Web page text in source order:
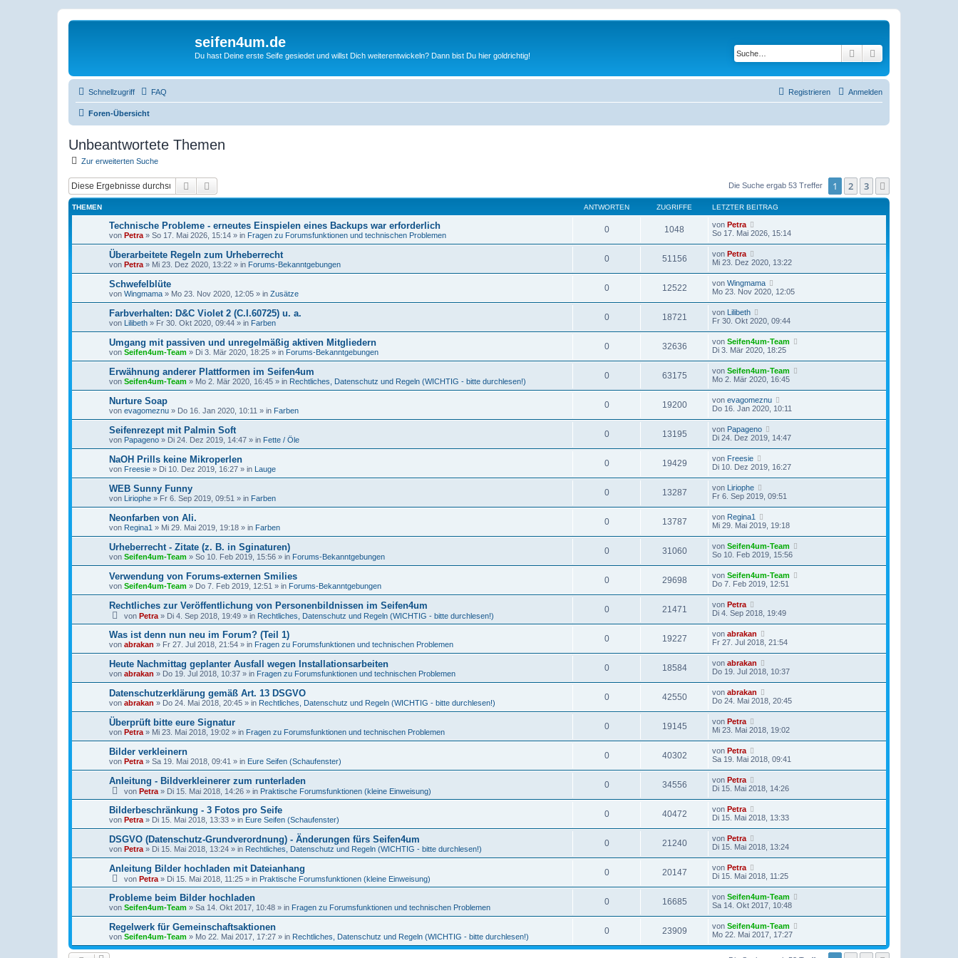
seifen4um.de
Du hast Deine erste Seife gesiedet und willst Dich weiterentwickeln? Dann bist Du hier goldrichtig! Suche
Schnellzugriff FAQ Anmelden
Registrieren
Foren-Übersicht
Unbeantwortete Themen
Zur erweiterten Suche
Suche Die Suche ergab 53 Treffer 1 2 3
THEMEN ANTWORTEN ZUGRIFFE LETZTER BEITRAG
Technische Probleme - erneutes Einspielen eines Backups war erforderlich
von Petra » So 17. Mai 2026, 15:14 » in Fragen zu Forumsfunktionen und technischen Problemen
0 1048 von Petra
So 17. Mai 2026, 15:14
Überarbeitete Regeln zum Urheberrecht
von Petra » Mi 23. Dez 2020, 13:22 » in Forums-Bekanntgebungen
0 51156 von Petra
Mi 23. Dez 2020, 13:22
Schwefelblüte
von Wingmama » Mo 23. Nov 2020, 12:05 » in Zusätze
0 12522 von Wingmama
Mo 23. Nov 2020, 12:05
Farbverhalten: D&C Violet 2 (C.I.60725) u. a.
von Lilibeth » Fr 30. Okt 2020, 09:44 » in Farben
0 18721 von Lilibeth
Fr 30. Okt 2020, 09:44
Umgang mit passiven und unregelmäßig aktiven Mitgliedern
von Seifen4um-Team » Di 3. Mär 2020, 18:25 » in Forums-Bekanntgebungen
0 32636 von Seifen4um-Team
Di 3. Mär 2020, 18:25
Erwähnung anderer Plattformen im Seifen4um
von Seifen4um-Team » Mo 2. Mär 2020, 16:45 » in Rechtliches, Datenschutz und Regeln (WICHTIG - bitte durchlesen!)
0 63175 von Seifen4um-Team
Mo 2. Mär 2020, 16:45
Nurture Soap
von evagomeznu » Do 16. Jan 2020, 10:11 » in Farben
0 19200 von evagomeznu
Do 16. Jan 2020, 10:11
Seifenrezept mit Palmin Soft
von Papageno » Di 24. Dez 2019, 14:47 » in Fette / Öle
0 13195 von Papageno
Di 24. Dez 2019, 14:47
NaOH Prills keine Mikroperlen
von Freesie » Di 10. Dez 2019, 16:27 » in Lauge
0 19429 von Freesie
Di 10. Dez 2019, 16:27
WEB Sunny Funny
von Liriophe » Fr 6. Sep 2019, 09:51 » in Farben
0 13287 von Liriophe
Fr 6. Sep 2019, 09:51
Neonfarben von Ali.
von Regina1 » Mi 29. Mai 2019, 19:18 » in Farben
0 13787 von Regina1
Mi 29. Mai 2019, 19:18
Urheberrecht - Zitate (z. B. in Sginaturen)
von Seifen4um-Team » So 10. Feb 2019, 15:56 » in Forums-Bekanntgebungen
0 31060 von Seifen4um-Team
So 10. Feb 2019, 15:56
Verwendung von Forums-externen Smilies
von Seifen4um-Team » Do 7. Feb 2019, 12:51 » in Forums-Bekanntgebungen
0 29698 von Seifen4um-Team
Do 7. Feb 2019, 12:51
Rechtliches zur Veröffentlichung von Personenbildnissen im Seifen4um
von Petra » Di 4. Sep 2018, 19:49 » in Rechtliches, Datenschutz und Regeln (WICHTIG - bitte durchlesen!)
0 21471 von Petra
Di 4. Sep 2018, 19:49
Was ist denn nun neu im Forum? (Teil 1)
von abrakan » Fr 27. Jul 2018, 21:54 » in Fragen zu Forumsfunktionen und technischen Problemen
0 19227 von abrakan
Fr 27. Jul 2018, 21:54
Heute Nachmittag geplanter Ausfall wegen Installationsarbeiten
von abrakan » Do 19. Jul 2018, 10:37 » in Fragen zu Forumsfunktionen und technischen Problemen
0 18584 von abrakan
Do 19. Jul 2018, 10:37
Datenschutzerklärung gemäß Art. 13 DSGVO
von abrakan » Do 24. Mai 2018, 20:45 » in Rechtliches, Datenschutz und Regeln (WICHTIG - bitte durchlesen!)
0 42550 von abrakan
Do 24. Mai 2018, 20:45
Überprüft bitte eure Signatur
von Petra » Mi 23. Mai 2018, 19:02 » in Fragen zu Forumsfunktionen und technischen Problemen
0 19145 von Petra
Mi 23. Mai 2018, 19:02
Bilder verkleinern
von Petra » Sa 19. Mai 2018, 09:41 » in Eure Seifen (Schaufenster)
0 40302 von Petra
Sa 19. Mai 2018, 09:41
Anleitung - Bildverkleinerer zum runterladen
von Petra » Di 15. Mai 2018, 14:26 » in Praktische Forumsfunktionen (kleine Einweisung)
0 34556 von Petra
Di 15. Mai 2018, 14:26
Bilderbeschränkung - 3 Fotos pro Seife
von Petra » Di 15. Mai 2018, 13:33 » in Eure Seifen (Schaufenster)
0 40472 von Petra
Di 15. Mai 2018, 13:33
DSGVO (Datenschutz-Grundverordnung) - Änderungen fürs Seifen4um
von Petra » Di 15. Mai 2018, 13:24 » in Rechtliches, Datenschutz und Regeln (WICHTIG - bitte durchlesen!)
0 21240 von Petra
Di 15. Mai 2018, 13:24
Anleitung Bilder hochladen mit Dateianhang
von Petra » Di 15. Mai 2018, 11:25 » in Praktische Forumsfunktionen (kleine Einweisung)
0 20147 von Petra
Di 15. Mai 2018, 11:25
Probleme beim Bilder hochladen
von Seifen4um-Team » Sa 14. Okt 2017, 10:48 » in Fragen zu Forumsfunktionen und technischen Problemen
0 16685 von Seifen4um-Team
Sa 14. Okt 2017, 10:48
Regelwerk für Gemeinschaftsaktionen
von Seifen4um-Team » Mo 22. Mai 2017, 17:27 » in Rechtliches, Datenschutz und Regeln (WICHTIG - bitte durchlesen!)
0 23909 von Seifen4um-Team
Mo 22. Mai 2017, 17:27